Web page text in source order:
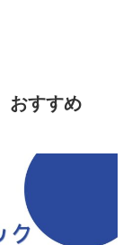
おすすめ